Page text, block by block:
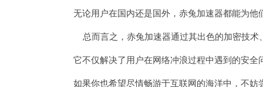
无论用户在国内还是国外，赤兔加速器都能为他
总而言之，赤兔加速器通过其出色的加密技术
它不仅解决了用户在网络冲浪过程中遇到的安全
如果你也希望尽情畅游于互联网的海洋中，不妨